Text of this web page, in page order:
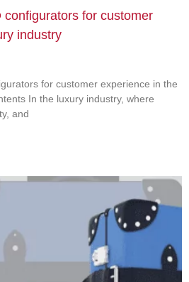
for customer
industry
for customer experience in the
In the luxury industry, where
and